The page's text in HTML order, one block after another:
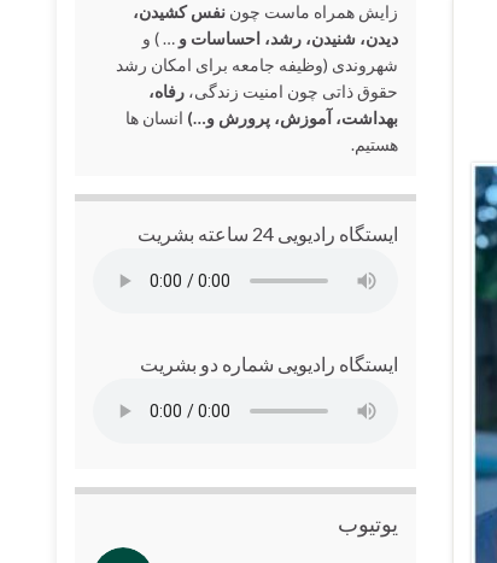
زایش همراه ماست چوننفس کشیدن،
دیدن، شنیدن، رشد، احساسات و … ) و
شهروندی (وظیفه جامعه برای امکان رشد
حقوق ذاتی چون امنیت زندگی،رفاه،
بهداشت، آموزش، پرورش و…) انسان ها
هستیم.
ایستگاه رادیویی 24 ساعته بشریت
ایستگاه رادیویی شماره دو بشریت
یوتیوب